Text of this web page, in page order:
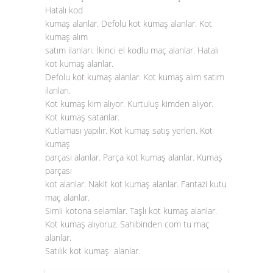
Hatalı kod
kumaş alanlar. Defolu kot kumaş alanlar. Kot
kumaş alım
satım ilanları. İkinci el kodlu maç alanlar. Hatalı
kot kumaş alanlar.
Defolu kot kumaş alanlar. Kot kumaş alım satım
ilanları.
Kot kumaş kim alıyor. Kurtuluş kimden alıyor.
Kot kumaş satanlar.
Kutlaması yapılır. Kot kumaş satış yerleri. Kot
kumaş
parçası alanlar. Parça kot kumaş alanlar. Kumaş
parçası
kot alanlar. Nakit kot kumaş alanlar. Fantazi kutu
maç alanlar.
Simli kotona selamlar. Taşlı kot kumaş alanlar.
Kot kumaş alıyoruz. Sahibinden com tu maç
alanlar.
Satılık kot kumaş alanlar.